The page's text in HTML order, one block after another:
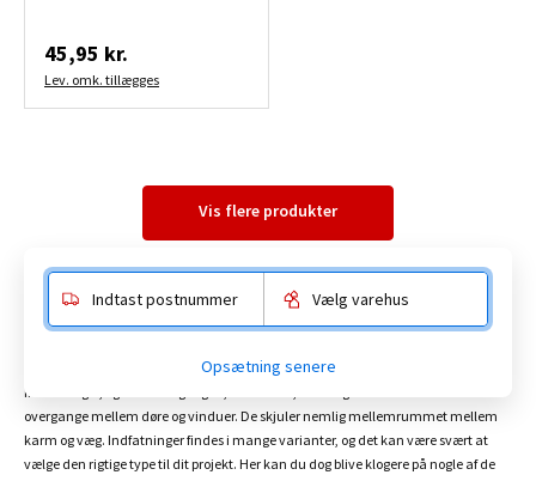
45,95 kr.
Lev. omk. tillægges
Vis flere produkter
Indfatninger
Indfatninger, også kaldet gerigter, er trælister, der bruges til at skabe flotte
overgange mellem døre og vinduer. De skjuler nemlig mellemrummet mellem
karm og væg. Indfatninger findes i mange varianter, og det kan være svært at
vælge den rigtige type til dit projekt. Her kan du dog blive klogere på nogle af de
Indtast postnummer Vælg varehus
Opsætning senere